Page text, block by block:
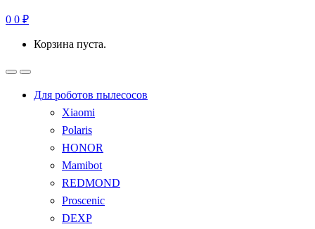
0 0 ₽
Корзина пуста.
Для роботов пылесосов
Xiaomi
Polaris
HONOR
Mamibot
REDMOND
Proscenic
DEXP